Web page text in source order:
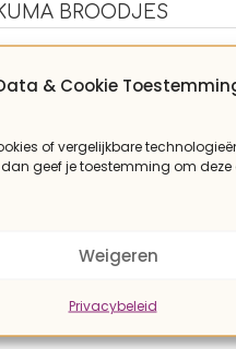
& Cookie
of vergelijkbare
geef je toestemming om
Weigeren
Privacybeleid
BROODJES